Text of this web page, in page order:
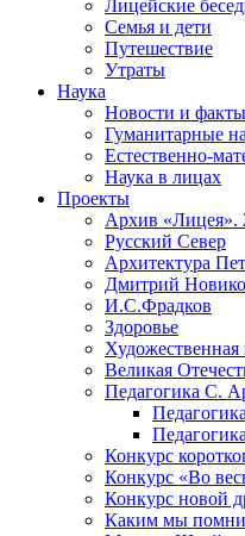
Лицейские
Семья и дети
Путешествие
Утраты
Наука
Новости и факты
Гуманитарные
Естественно-
Наука в лицах
Проекты
Архив «Лицея».
Русский Север
Архитектура
Дмитрий
И.С.Фрадков
Здоровье
Великая
Педагогика С.
Конкурс
Конкурс «Во
Конкурс новой
Каким мы